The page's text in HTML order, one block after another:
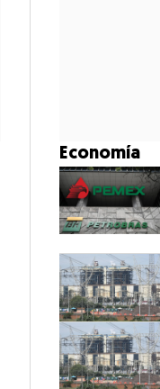
Economía